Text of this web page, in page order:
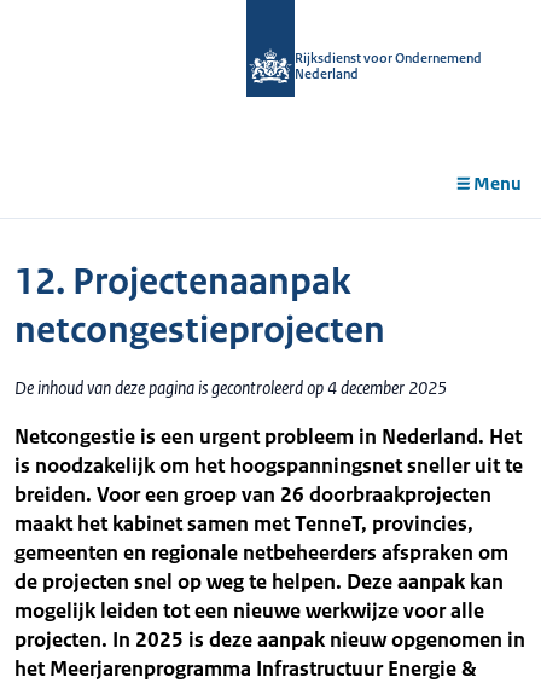
Rijksdienst voor Ondernemend
Nederland
Menu
12. Projectenaanpak
netcongestieprojecten
De inhoud van deze pagina is gecontroleerd op 4 december 2025
Netcongestie is een urgent probleem in Nederland. Het
is noodzakelijk om het hoogspanningsnet sneller uit te
breiden. Voor een groep van 26 doorbraakprojecten
maakt het kabinet samen met TenneT, provincies,
gemeenten en regionale netbeheerders afspraken om
de projecten snel op weg te helpen. Deze aanpak kan
mogelijk leiden tot een nieuwe werkwijze voor alle
projecten. In 2025 is deze aanpak nieuw opgenomen in
het Meerjarenprogramma Infrastructuur Energie &